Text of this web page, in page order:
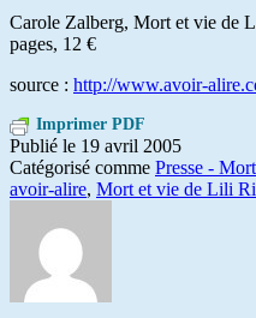
Carole Zalberg, Mort et vie de
pages, 12 €
source : http://www.avoir-
Imprimer PDF
Publié le 19 avril 2005
Catégorisé comme Presse -
avoir-alire, Mort et vie de Lili